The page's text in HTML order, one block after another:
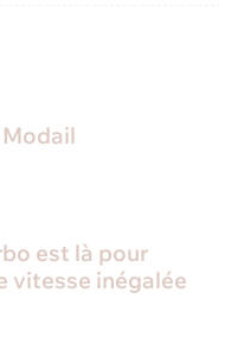
Modail
est là pour
vitesse inégalée